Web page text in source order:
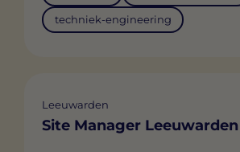
techniek-engineering
Leeuwarden
Site Manager Leeuwarden